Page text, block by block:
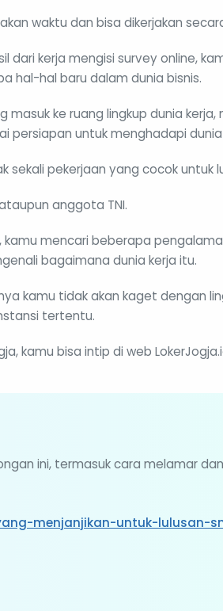
waktu dan bisa dikerjakan
dari kerja mengisi survey online,
hal-hal baru dalam dunia bisnis.
ke ruang lingkup dunia kerja,
persiapan untuk menghadapi dunia
pekerjaan yang cocok untuk
anggota TNI.
kamu mencari beberapa
bagaimana dunia kerja itu.
kamu tidak akan kaget dengan
tertentu.
kamu bisa intip di web
ini, termasuk cara melamar
menjanjikan-untuk-lulusan-